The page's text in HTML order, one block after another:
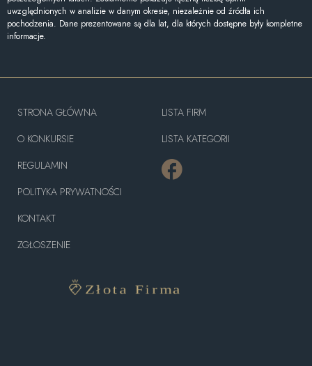
uwzględnionych w analizie w danym okresie, niezależnie od źródła ich
pochodzenia. Dane prezentowane są dla lat, dla których dostępne były kompletne
informacje.
STRONA GŁÓWNA
O KONKURSIE
REGULAMIN
POLITYKA PRYWATNOŚCI
KONTAKT
ZGŁOSZENIE
LISTA FIRM
LISTA KATEGORII